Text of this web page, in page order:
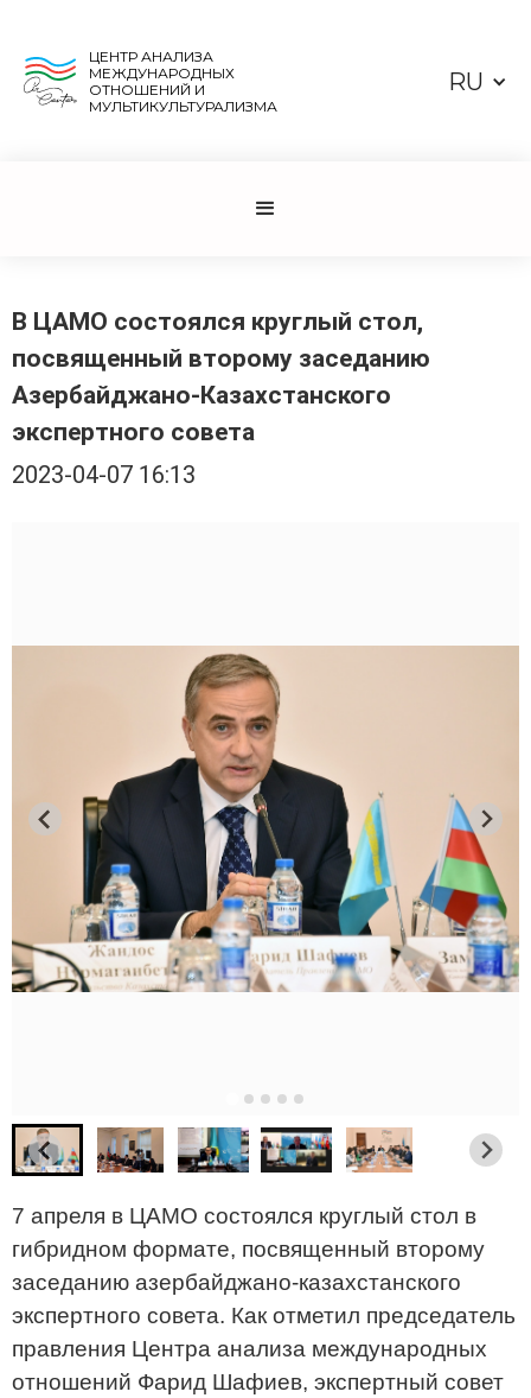
ЦЕНТР АНАЛИЗА
МЕЖДУНАРОДНЫХ
ОТНОШЕНИЙ И
МУЛЬТИКУЛЬТУРАЛИЗМА
RU
В ЦАМО состоялся круглый стол,
посвященный второму заседанию
Азербайджано-Казахстанского
экспертного совета
2023-04-07 16:13
7 апреля в ЦАМО состоялся круглый стол в
гибридном формате, посвященный второму
заседанию азербайджано-казахстанского
экспертного совета. Как отметил председатель
правления Центра анализа международных
отношений Фарид Шафиев, экспертный совет